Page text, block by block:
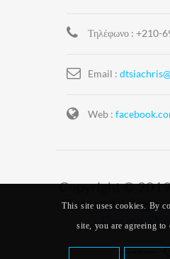
Τηλέφωνο : +210-
Email :
Web :
Copyright ©
Theme All Rights
Design
This site uses cookies. By
site, you are agreeing to